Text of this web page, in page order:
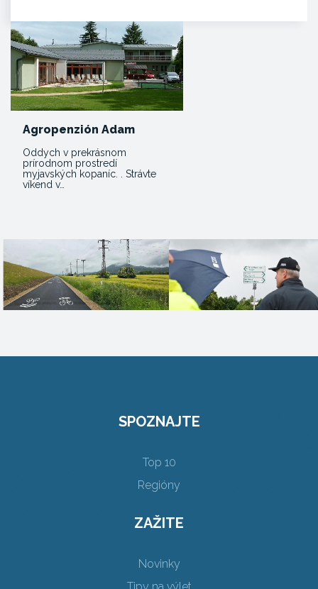
Agropenzión Adam
Oddych v prekrásnom
prírodnom prostredí
myjavských kopaníc. . Strávte
víkend v…
SPOZNAJTE
Top 10
Regióny
ZAŽITE
Novinky